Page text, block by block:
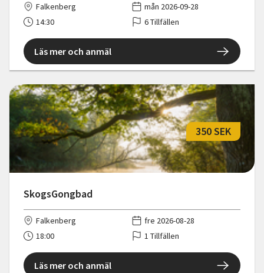
Falkenberg
mån 2026-09-28
14:30
6 Tillfällen
Läs mer och anmäl
SkogsGongbad
350 SEK
Falkenberg
fre 2026-08-28
18:00
1 Tillfällen
Läs mer och anmäl